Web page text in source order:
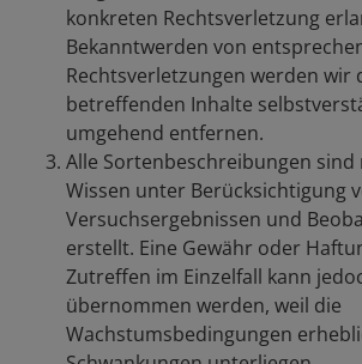
konkreten Rechtsverletzung
Bekanntwerden von
Rechtsverletzungen werden wir
betreffenden Inhalte
umgehend entfernen.
Alle Sortenbeschreibungen sind
Wissen unter Berücksichtigung
Versuchsergebnissen und
erstellt. Eine Gewähr oder
Zutreffen im Einzelfall kann
übernommen werden, weil die
Wachstumsbedingungen